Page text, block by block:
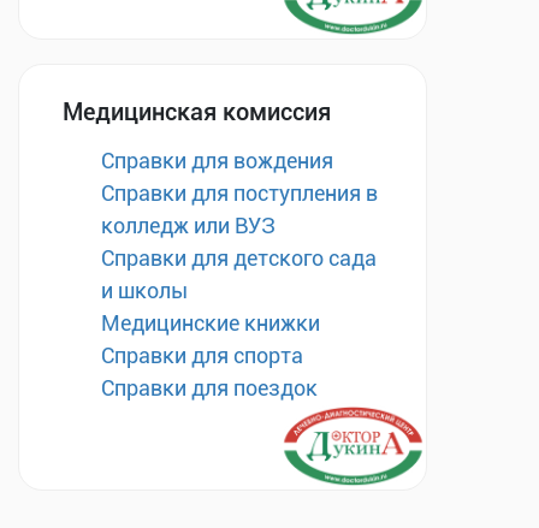
Медицинская комиссия
Справки для вождения
Справки для поступления в
колледж или ВУЗ
Справки для детского сада
и школы
Медицинские книжки
Справки для спорта
Справки для поездок